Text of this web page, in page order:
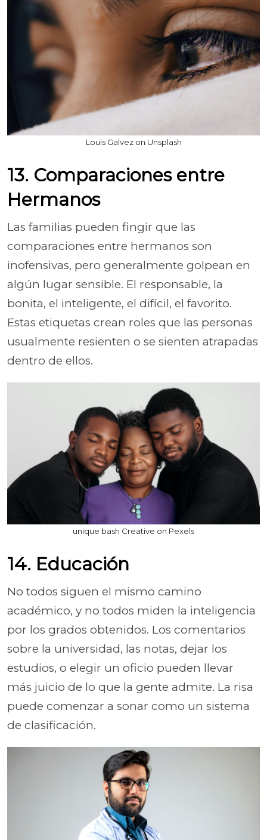
Louis Galvez on Unsplash
13. Comparaciones entre
Hermanos
Las familias pueden fingir que las
comparaciones entre hermanos son
inofensivas, pero generalmente golpean en
algún lugar sensible. El responsable, la
bonita, el inteligente, el difícil, el favorito.
Estas etiquetas crean roles que las personas
usualmente resienten o se sienten atrapadas
dentro de ellos.
unique bash Creative on Pexels
14. Educación
No todos siguen el mismo camino
académico, y no todos miden la inteligencia
por los grados obtenidos. Los comentarios
sobre la universidad, las notas, dejar los
estudios, o elegir un oficio pueden llevar
más juicio de lo que la gente admite. La risa
puede comenzar a sonar como un sistema
de clasificación.